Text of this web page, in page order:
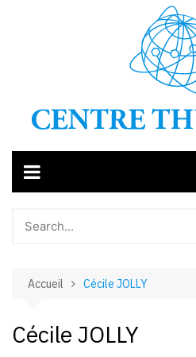
Accueil Cécile JOLLY
Cécile JOLLY